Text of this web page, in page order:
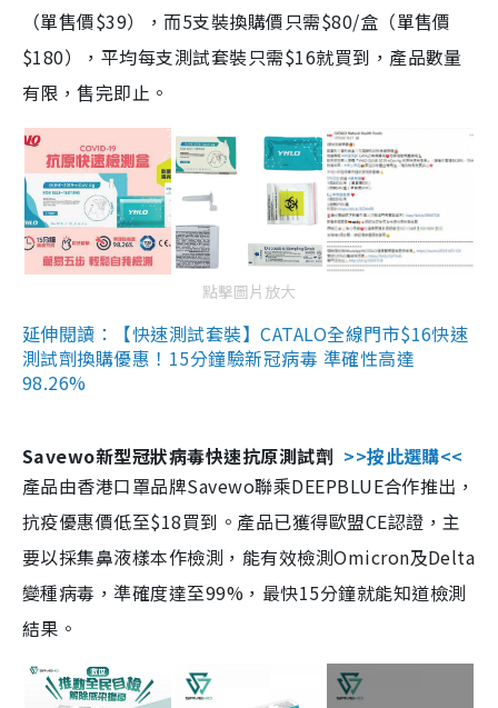
（單售價$39），而5支裝換購價只需$80/盒（單售價
$180），平均每支測試套裝只需$16就買到，產品數量
有限，售完即止。
點擊圖片放大
延伸閱讀：【快速測試套裝】CATALO全線門市$16快速
測試劑換購優惠！15分鐘驗新冠病毒 準確性高達
98.26%
Savewo新型冠狀病毒快速抗原測試劑 >>按此選購<<
產品由香港口罩品牌Savewo聯乘DEEPBLUE合作推出，
抗疫優惠價低至$18買到。產品已獲得歐盟CE認證，主
要以採集鼻液樣本作檢測，能有效檢測Omicron及Delta
變種病毒，準確度達至99%，最快15分鐘就能知道檢測
結果。